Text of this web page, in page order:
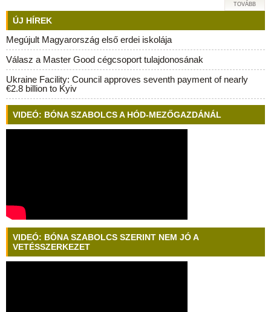
TOVÁBB
ÚJ HÍREK
Megújult Magyarország első erdei iskolája
Válasz a Master Good cégcsoport tulajdonosának
Ukraine Facility: Council approves seventh payment of nearly
€2.8 billion to Kyiv
VIDEÓ: BÓNA SZABOLCS A HÓD-MEZŐGAZDÁNÁL
VIDEÓ: BÓNA SZABOLCS SZERINT NEM JÓ A
VETÉSSZERKEZET